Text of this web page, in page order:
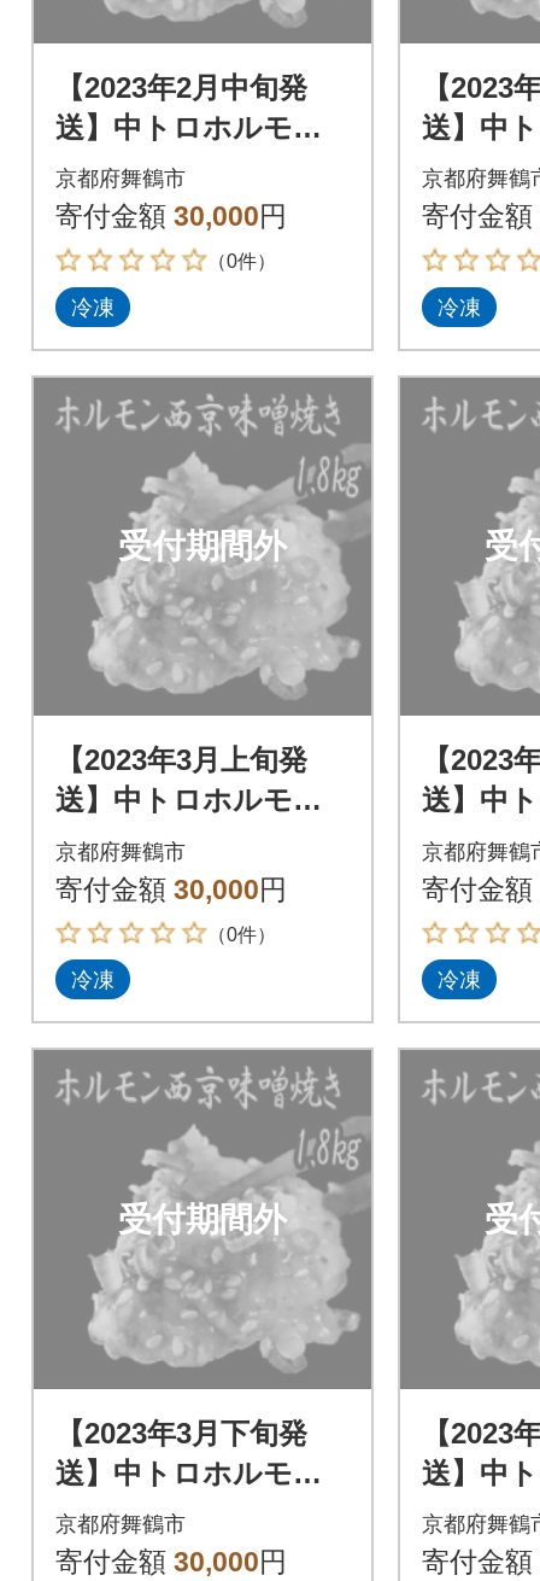
【2023年2月中旬発
送】中トロホルモン
西京味噌焼き 1.8kg
京都府舞鶴市
寄付金額 30,000円
（0件）
冷凍
【2023
送】中
西京味
京都府舞鶴
寄付金額
冷凍
受付期間外
【2023年3月上旬発
送】中トロホルモン
西京味噌焼き 1.8kg
京都府舞鶴市
寄付金額 30,000円
（0件）
冷凍
受
【2023
送】中
西京味
京都府舞鶴
寄付金額
冷凍
受付期間外
【2023年3月下旬発
送】中トロホルモン
西京味噌焼き 1.8kg
京都府舞鶴市
寄付金額 30,000円
受
【2023
送】中
西京味
京都府舞鶴
寄付金額